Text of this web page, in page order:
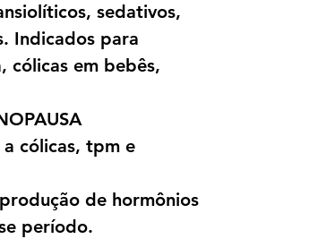
sedativos,
Indicados para
cólicas em bebês,
cólicas, tpm e
de hormônios
período.